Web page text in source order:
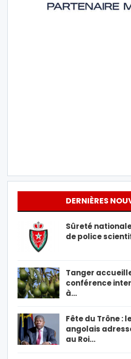
DERNIÈRES
Sûreté
de police
Tanger
conférence
à…
Fête du Trône :
angolais
au Roi…